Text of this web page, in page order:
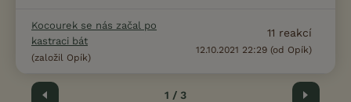
Kocourek se nás začal po
kastraci bát
(založil Opík)
11 reakcí
12.10.2021 22:29 (od Opík)
Předchozí 1 / 3 Další